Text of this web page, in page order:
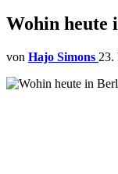
Wohin heute
von Hajo Simons 23.